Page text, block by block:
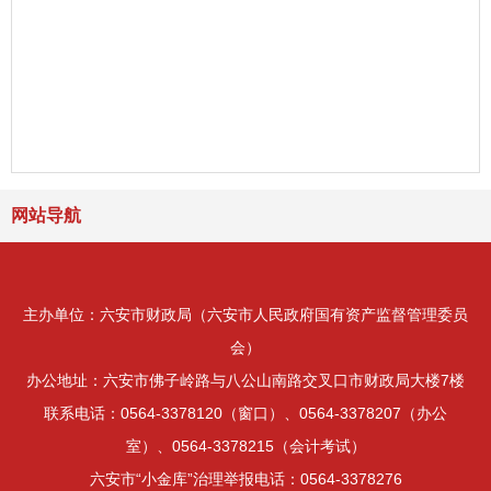
网站导航
主办单位：六安市财政局（六安市人民政府国有资产监督管理委员
会）
办公地址：六安市佛子岭路与八公山南路交叉口市财政局大楼7楼
联系电话：0564-3378120（窗口）、0564-3378207（办公
室）、0564-3378215（会计考试）
六安市“小金库”治理举报电话：0564-3378276